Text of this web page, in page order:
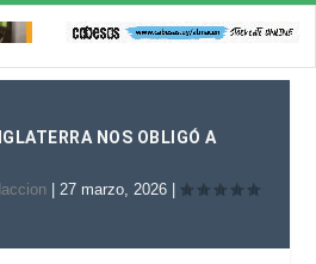
NOS OBLIGÓ A
|27 marzo, 2026